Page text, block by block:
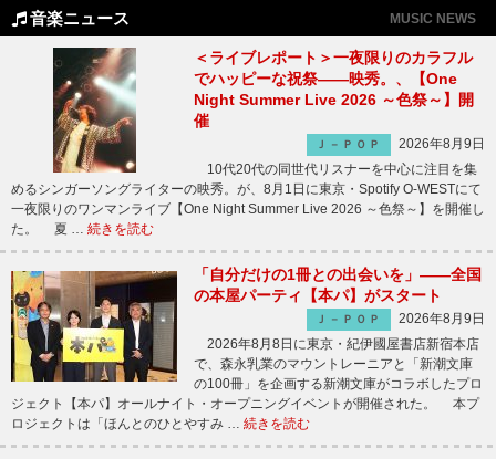
音楽ニュース MUSIC NEWS
＜ライブレポート＞一夜限りのカラフル
でハッピーな祝祭――映秀。、【One
Night Summer Live 2026 ～色祭～】開
催
Ｊ－ＰＯＰ
2026年8月9日
10代20代の同世代リスナーを中心に注目を集
めるシンガーソングライターの映秀。が、8月1日に東京・Spotify O-WESTにて
一夜限りのワンマンライブ【One Night Summer Live 2026 ～色祭～】を開催し
た。 夏 … 続きを読む
「自分だけの1冊との出会いを」――全国
の本屋パーティ【本パ】がスタート
Ｊ－ＰＯＰ
2026年8月9日
2026年8月8日に東京・紀伊國屋書店新宿本店
で、森永乳業のマウントレーニアと「新潮文庫
の100冊」を企画する新潮文庫がコラボしたプロ
ジェクト【本パ】オールナイト・オープニングイベントが開催された。 本プ
ロジェクトは「ほんとのひとやすみ … 続きを読む